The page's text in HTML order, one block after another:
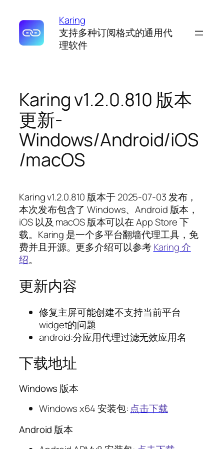
Karing
支持多种订阅格式的通用代
理软件
Karing v1.2.0.810 版本
更新-
Windows/Android/iOS
/macOS
Karing v1.2.0.810 版本于 2025-07-03 发布，
本次发布包含了 Windows、Android 版本，
iOS 以及 macOS 版本可以在 App Store 下
载。Karing 是一个多平台翻墙代理工具，免
费并且开源。更多介绍可以参考Karing 介
绍。
更新内容
修复主屏可能创建不支持当前平台
widget的问题
android:分应用代理过滤无效应用名
下载地址
Windows 版本
Windows x64 安装包: 点击下载
Android 版本